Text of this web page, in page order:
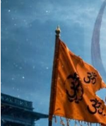
तक नहीं होगा भुगतान
प्राध्यापकों को उनके
मिल पा रहा हैं। प्रदेश
मंत्रालय तक
तक नहंी रैंग रही हैं।
अब तक ना तो
का करोड़ा रुपया